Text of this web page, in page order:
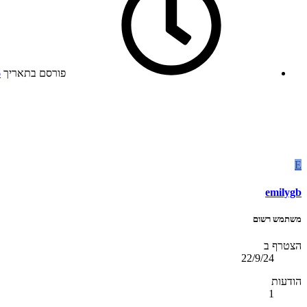
פורסם בתאריך
E
emilygb
משתמש רשום
הצטרף ב
22/9/24
הודעות
1